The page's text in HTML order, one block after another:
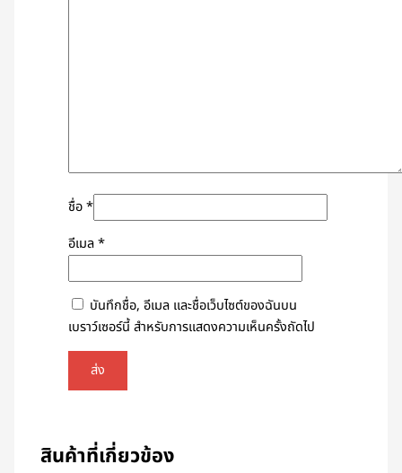
ชื่อ*
อีเมล*
บันทึกชื่อ, อีเมล และชื่อเว็บไซต์ของฉันบน
เบราว์เซอร์นี้ สำหรับการแสดงความเห็นครั้งถัดไป
สินค้าที่เกี่ยวข้อง